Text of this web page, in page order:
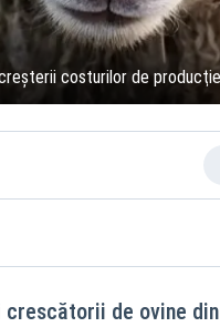
creşterii costurilor de producţie
de ovine